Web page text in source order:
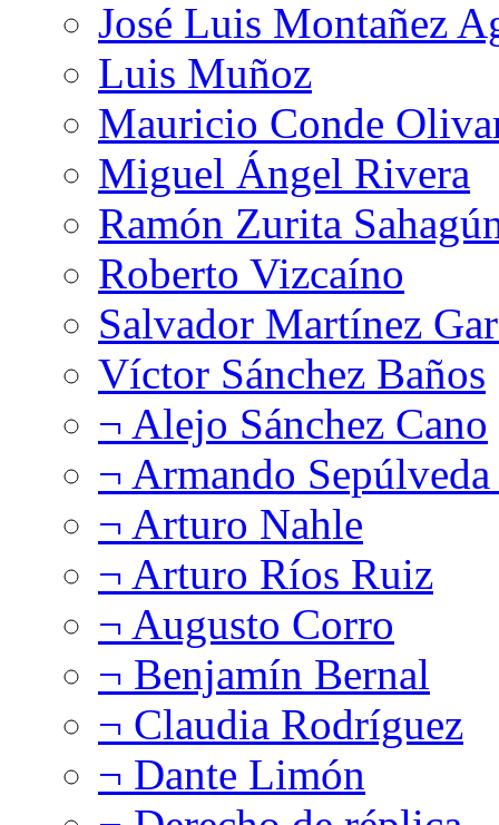
José Luis Montañez
Luis Muñoz
Mauricio Conde
Miguel Ángel Rivera
Ramón Zurita
Roberto Vizcaíno
Salvador Martínez
Víctor Sánchez Baños
¬ Alejo Sánchez Cano
¬ Armando
¬ Arturo Nahle
¬ Arturo Ríos Ruiz
¬ Augusto Corro
¬ Benjamín Bernal
¬ Claudia Rodríguez
¬ Dante Limón